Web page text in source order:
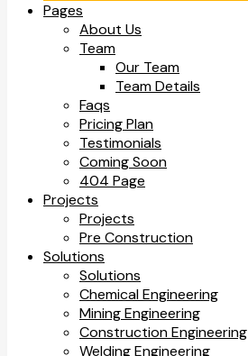
Pages
About Us
Team
Our Team
Team Details
Faqs
Pricing Plan
Testimonials
Coming Soon
404 Page
Projects
Projects
Pre Construction
Solutions
Solutions
Chemical Engineering
Mining Engineering
Construction Engineering
Welding Engineering